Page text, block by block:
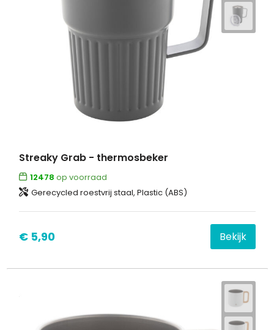
Streaky Grab - thermosbeker
12478 op voorraad
Gerecycled roestvrij staal, Plastic (ABS)
€ 5,90 Bekijk